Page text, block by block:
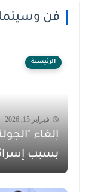
فن وسينما
الرئيسية
فبراير 15, 2026
بسبب